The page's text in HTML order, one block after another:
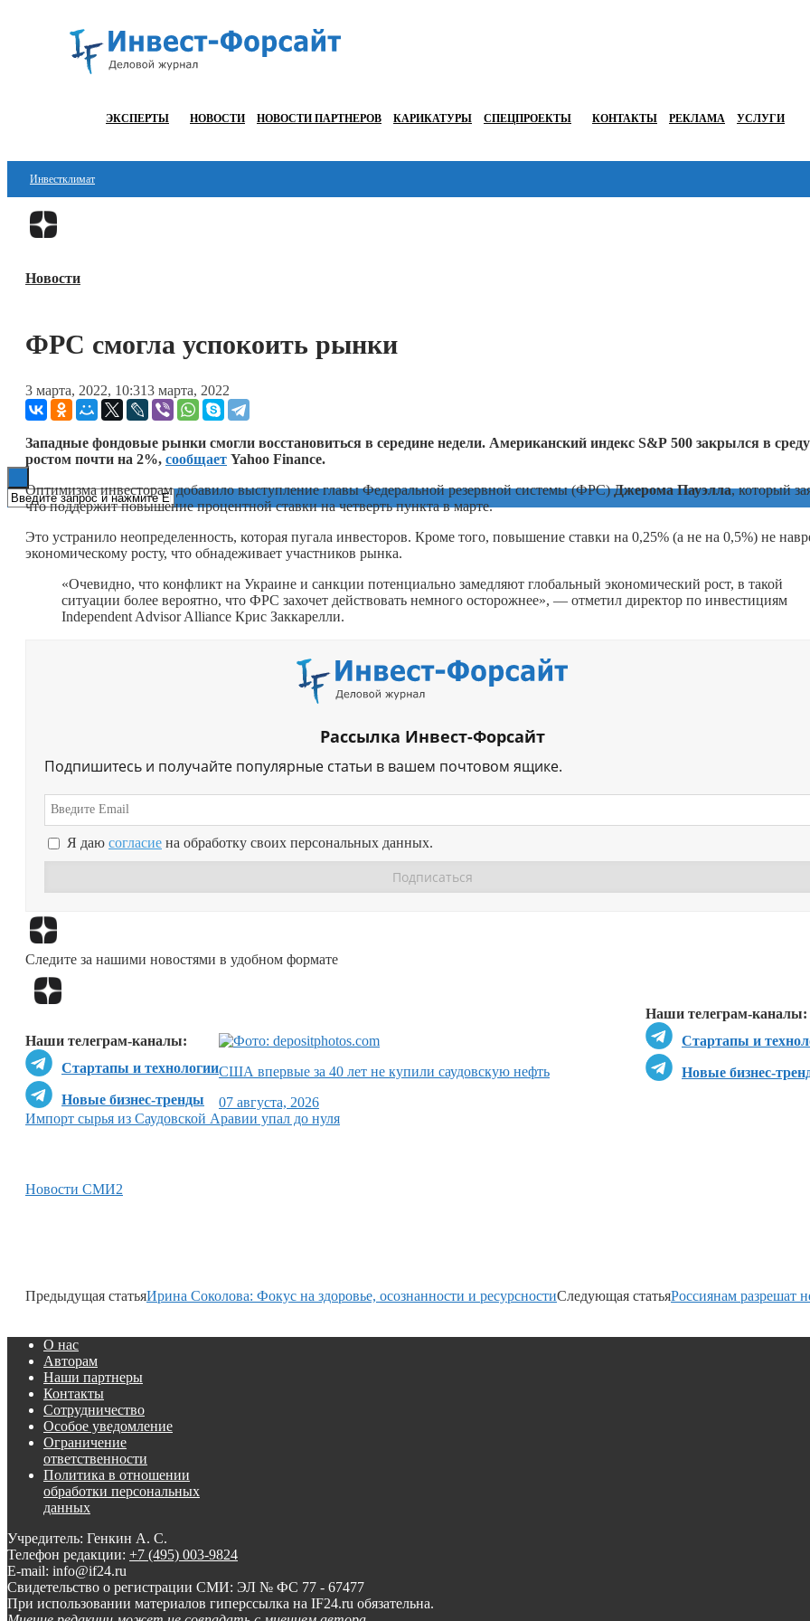
ЭКСПЕРТЫ НОВОСТИ НОВОСТИ ПАРТНЕРОВ КАРИКАТУРЫ СПЕЦПРОЕКТЫ КОНТАКТЫ РЕКЛАМА УСЛУГИ
Инвестклимат
Финансы
Блокчейн
ESG
Новости
ФРС смогла успокоить рынки
3 марта, 2022, 10:313 марта, 2022
Западные фондовые рынки смогли восстановиться в середине недели. Американский индекс S&P 500 закрылся в среду
ростом почти на 2%, сообщает Yahoo Finance.
Оптимизма инвесторам добавило выступление главы Федеральной резервной системы (ФРС)Джерома Пауэлла, который
что поддержит повышение процентной ставки на четверть пункта в марте.
Это устранило неопределенность, которая пугала инвесторов. Кроме того, повышение ставки на 0,25% (а не на 0,5%) не
экономическому росту, что обнадеживает участников рынка.
«Очевидно, что конфликт на Украине и санкции потенциально замедляют глобальный экономический рост, в такой
ситуации более вероятно, что ФРС захочет действовать немного осторожнее», — отметил директор по инвестициям
Independent Advisor Alliance Крис Заккарелли.
Рассылка Инвест-Форсайт
Подпишитесь и получайте популярные статьи в вашем почтовом ящике.
Я даю согласие на обработку своих персональных данных.
Следите за нашими новостями в удобном формате
Наши телеграм-каналы:
Стартапы и
Новые бизнес-
Наши телеграм-каналы:
Стартапы и технологии
Новые бизнес-тренды
США впервые за 40 лет не купили саудовскую нефть
07 августа, 2026
Импорт сырья из Саудовской Аравии упал до нуля
Новости СМИ2
Предыдущая статьяИрина Соколова: Фокус на здоровье, осознанности и ресурсностиСледующая статьяРоссиянам разрешат
О нас
Авторам
Наши партнеры
Контакты
Сотрудничество
Особое уведомление
Ограничение
ответственности
Политика в отношении
обработки персональных
данных
Учредитель: Генкин А. С.
Телефон редакции: +7 (495) 003-9824
E-mail: info@if24.ru
Свидетельство о регистрации СМИ: ЭЛ № ФС 77 - 67477
При использовании материалов гиперссылка на IF24.ru обязательна.